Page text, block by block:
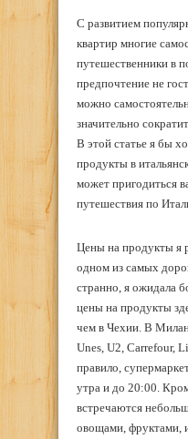
С развитием
квартир многие
путешественники в
предпочтение не
можно
значительно
В этой статье я бы
продукты в
может пригодиться
путешествия по
Цены на продукты я
одном из самых
странно, я ожидала
цены на продукты
чем в Чехии. В
Unes, U2, Carrefour,
правило,
утра и до 20:00.
встречаются
овощами, фруктами, и